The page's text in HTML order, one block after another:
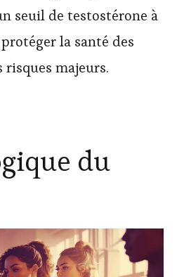
seuil de testostérone à
la santé des
risques majeurs.
du